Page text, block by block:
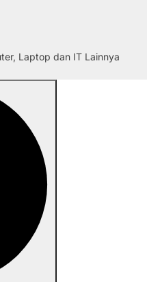
Laptop dan IT Lainnya